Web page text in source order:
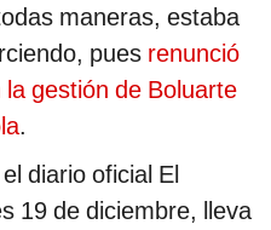
maneras, estaba
pues renunció
gestión de Boluarte
.
diario oficial El
19 de diciembre, lleva